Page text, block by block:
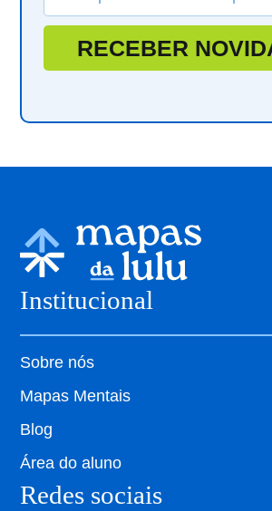
RECEBER
Institucional
Sobre nós
Mapas Mentais
Blog
Área do aluno
Redes sociais